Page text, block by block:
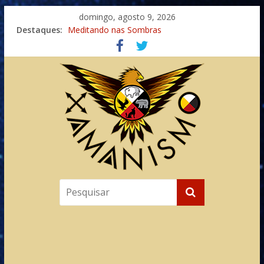
domingo, agosto 9, 2026
Destaques: Meditando nas Sombras
Autosuficiência: A Jornada do Espírito Ancestral
Xamanismo Universal
Totens – Caminho Espiritual – Crescimento
Imaginação na Cura